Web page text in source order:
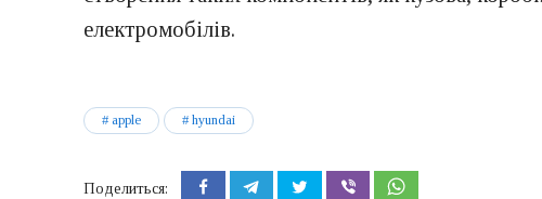
електромобілів.
apple hyundai
Поделиться: